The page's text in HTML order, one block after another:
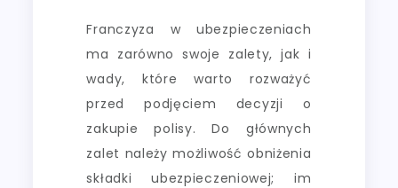
Franczyza w ubezpieczeniach
ma zarówno swoje zalety, jak i
wady, które warto rozważyć
przed podjęciem decyzji o
zakupie polisy. Do głównych
zalet należy możliwość obniżenia
składki ubezpieczeniowej; im